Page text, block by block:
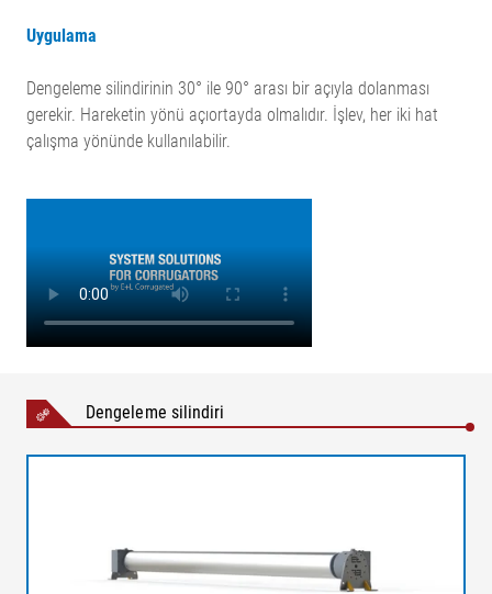
Uygulama
Dengeleme silindirinin 30° ile 90° arası bir açıyla dolanması
gerekir. Hareketin yönü açıortayda olmalıdır. İşlev, her iki hat
çalışma yönünde kullanılabilir.
Dengeleme silindiri